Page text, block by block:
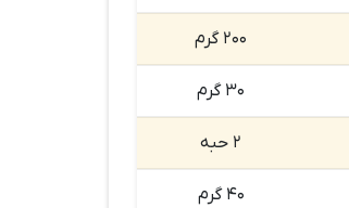
۲۰۰ گرم
۳۰ گرم
۲ حبه
۴۰ گرم